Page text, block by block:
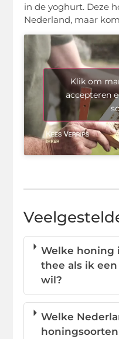
in de yoghurt. Deze
Nederland, maar
Klik om
accepteren
Welke honing
thee als ik
wil?
Welke